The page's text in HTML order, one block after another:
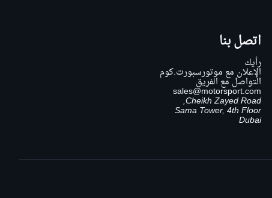
اتصل بنا
رأيك
الإعلان مع موتورسبورت.كوم
التواصل مع الفريق
sales@motorsport.com
Cheikh Zayed Road,
Sama Tower, 4th Floor
Dubai